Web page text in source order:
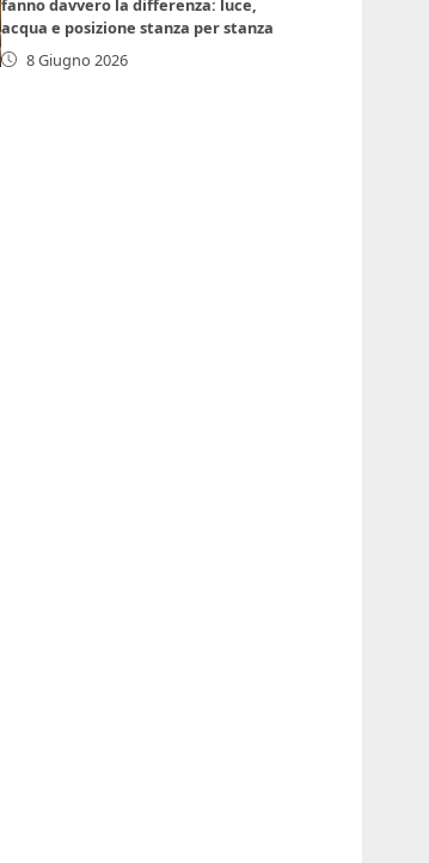
fanno davvero la differenza: luce,
acqua e posizione stanza per stanza
8 Giugno 2026